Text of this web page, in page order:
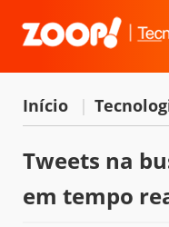
Início |
Tweets na
em tempo